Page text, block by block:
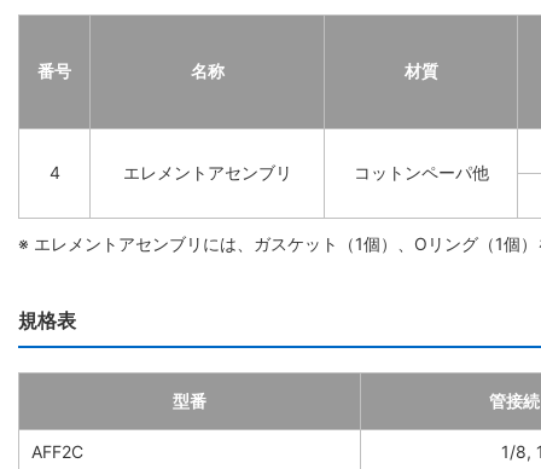
番号 名称 材質
4 エレメントアセンブリ コットンペーパ他
※ エレメントアセンブリには、ガスケット（1個）、Oリング（1個
規格表
型番 管接
AFF2C 1/8,